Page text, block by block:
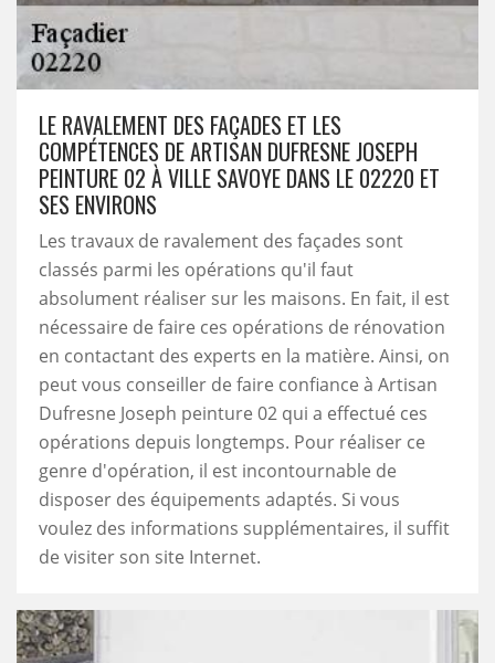
LE RAVALEMENT DES FAÇADES ET LES
COMPÉTENCES DE ARTISAN DUFRESNE JOSEPH
PEINTURE 02 À VILLE SAVOYE DANS LE 02220 ET
SES ENVIRONS
Les travaux de ravalement des façades sont
classés parmi les opérations qu'il faut
absolument réaliser sur les maisons. En fait, il est
nécessaire de faire ces opérations de rénovation
en contactant des experts en la matière. Ainsi, on
peut vous conseiller de faire confiance à Artisan
Dufresne Joseph peinture 02 qui a effectué ces
opérations depuis longtemps. Pour réaliser ce
genre d'opération, il est incontournable de
disposer des équipements adaptés. Si vous
voulez des informations supplémentaires, il suffit
de visiter son site Internet.